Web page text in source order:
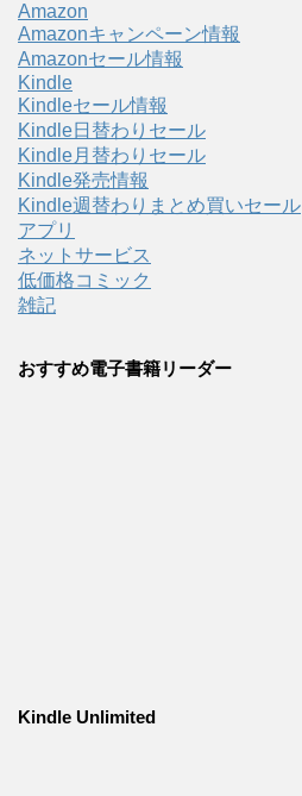
Amazon
Amazonキャンペーン情報
Amazonセール情報
Kindle
Kindleセール情報
Kindle日替わりセール
Kindle月替わりセール
Kindle発売情報
Kindle週替わりまとめ買いセール
アプリ
ネットサービス
低価格コミック
雑記
おすすめ電子書籍リーダー
Kindle Unlimited